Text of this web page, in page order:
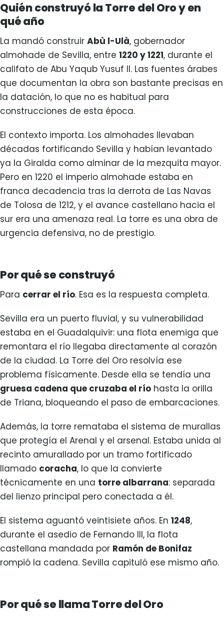
Quién construyó la Torre del Oro y en
qué año
La mandó construir Abù l-Ulà, gobernador
almohade de Sevilla, entre 1220 y 1221, durante el
califato de Abu Yaqub Yusuf II. Las fuentes árabes
que documentan la obra son bastante precisas en
la datación, lo que no es habitual para
construcciones de esta época.
El contexto importa. Los almohades llevaban
décadas fortificando Sevilla y habían levantado
ya la Giralda como alminar de la mezquita mayor.
Pero en 1220 el imperio almohade estaba en
franca decadencia tras la derrota de Las Navas
de Tolosa de 1212, y el avance castellano hacia el
sur era una amenaza real. La torre es una obra de
urgencia defensiva, no de prestigio.
Por qué se construyó
Para cerrar el río. Esa es la respuesta completa.
Sevilla era un puerto fluvial, y su vulnerabilidad
estaba en el Guadalquivir: una flota enemiga que
remontara el río llegaba directamente al corazón
de la ciudad. La Torre del Oro resolvía ese
problema físicamente. Desde ella se tendía una
gruesa cadena que cruzaba el río hasta la orilla
de Triana, bloqueando el paso de embarcaciones.
Además, la torre remataba el sistema de murallas
que protegía el Arenal y el arsenal. Estaba unida al
recinto amurallado por un tramo fortificado
llamado coracha, lo que la convierte
técnicamente en una torre albarrana: separada
del lienzo principal pero conectada a él.
El sistema aguantó veintisiete años. En 1248,
durante el asedio de Fernando III, la flota
castellana mandada por Ramón de Bonifaz
rompió la cadena. Sevilla capituló ese mismo año.
Por qué se llama Torre del Oro